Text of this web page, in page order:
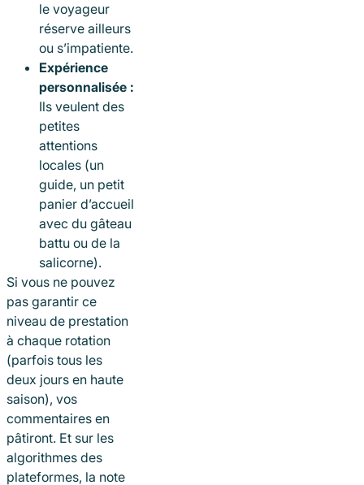
le voyageur
réserve ailleurs
ou s’impatiente.
Expérience
personnalisée :
Ils veulent des
petites
attentions
locales (un
guide, un petit
panier d’accueil
avec du gâteau
battu ou de la
salicorne).
Si vous ne pouvez
pas garantir ce
niveau de prestation
à chaque rotation
(parfois tous les
deux jours en haute
saison), vos
commentaires en
pâtiront. Et sur les
algorithmes des
plateformes, la note